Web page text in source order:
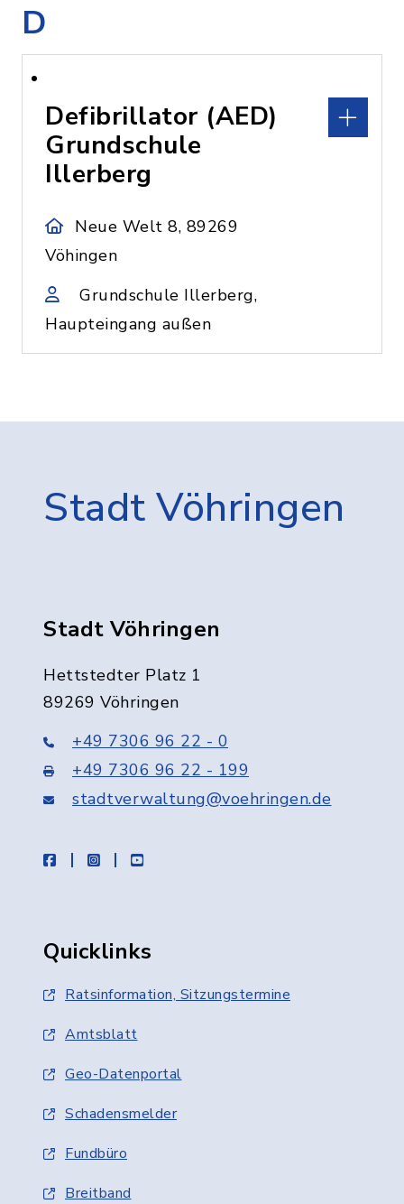
D
Defibrillator (AED)
Grundschule
Illerberg
Neue Welt 8, 89269
Vöhingen
Grundschule Illerberg,
Haupteingang außen
Stadt Vöhringen
Stadt Vöhringen
Hettstedter Platz 1
89269 Vöhringen
+49 7306 96 22 - 0
+49 7306 96 22 - 199
stadtverwaltung@voehringen.de
facebookinstagramyoutube
Quicklinks
Ratsinformation, Sitzungstermine
Amtsblatt
Geo-Datenportal
Schadensmelder
Fundbüro
Breitband